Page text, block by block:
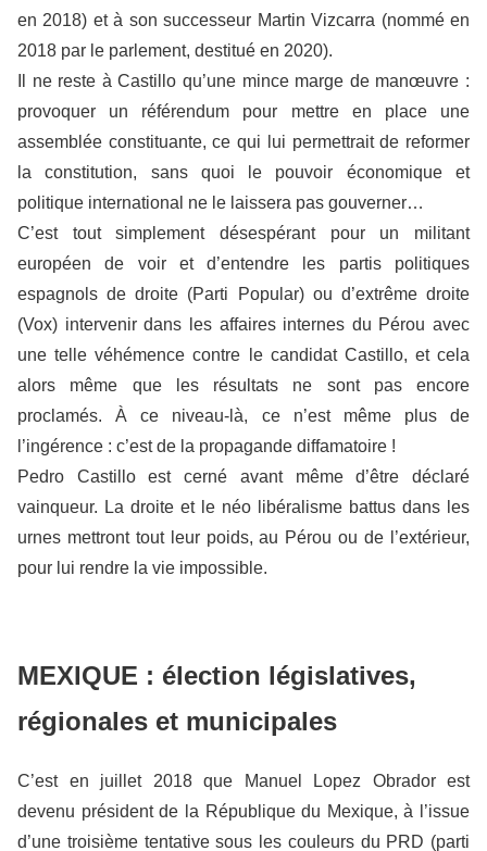
en 2018) et à son successeur Martin Vizcarra (nommé en
2018 par le parlement, destitué en 2020).
Il ne reste à Castillo qu’une mince marge de manœuvre :
provoquer un référendum pour mettre en place une
assemblée constituante, ce qui lui permettrait de reformer
la constitution, sans quoi le pouvoir économique et
politique international ne le laissera pas gouverner…
C’est tout simplement désespérant pour un militant
européen de voir et d’entendre les partis politiques
espagnols de droite (Parti Popular) ou d’extrême droite
(Vox) intervenir dans les affaires internes du Pérou avec
une telle véhémence contre le candidat Castillo, et cela
alors même que les résultats ne sont pas encore
proclamés. À ce niveau-là, ce n’est même plus de
l’ingérence : c’est de la propagande diffamatoire !
Pedro Castillo est cerné avant même d’être déclaré
vainqueur. La droite et le néo libéralisme battus dans les
urnes mettront tout leur poids, au Pérou ou de l’extérieur,
pour lui rendre la vie impossible.
MEXIQUE : élection législatives,
régionales et municipales
C’est en juillet 2018 que Manuel Lopez Obrador est
devenu président de la République du Mexique, à l’issue
d’une troisième tentative sous les couleurs du PRD (parti